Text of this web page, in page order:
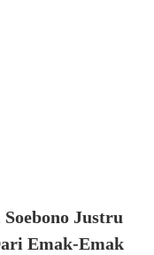
Justru
Emak-Emak